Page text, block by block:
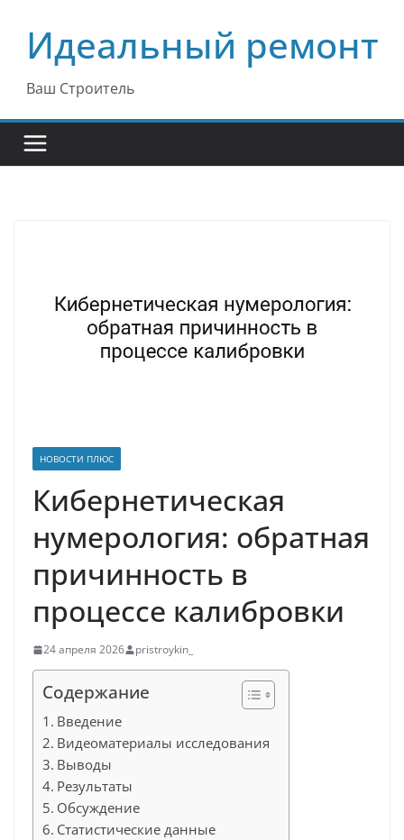
содержимому
Идеальный ремонт
Ваш Строитель
НОВОСТИ ПЛЮС
Кибернетическая
нумерология: обратная
причинность в
процессе калибровки
24 апреля 2026 pristroykin_
Содержание
Введение
Видеоматериалы исследования
Выводы
Результаты
Обсуждение
Статистические данные